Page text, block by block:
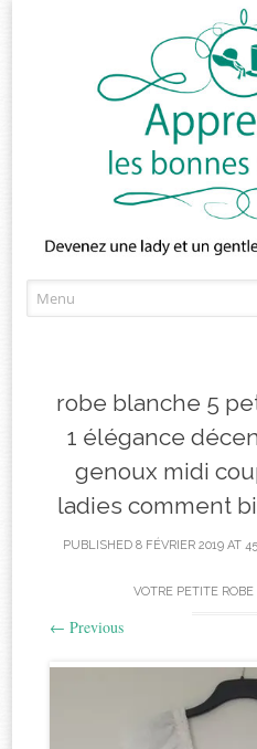
to
robe blanche 5
1 élégance
genoux midi
ladies comment
PUBLISHED 8 FÉVRIER 2019 AT
VOTRE PETITE
← Previous